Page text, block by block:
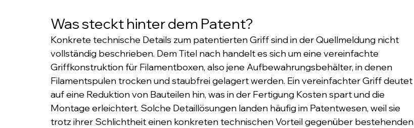
Was steckt hinter dem Patent?
Konkrete technische Details zum patentierten Griff sind in der Quellmeldung nicht
vollständig beschrieben. Dem Titel nach handelt es sich um eine vereinfachte
Griffkonstruktion für Filamentboxen, also jene Aufbewahrungsbehälter, in denen
Filamentspulen trocken und staubfrei gelagert werden. Ein vereinfachter Griff deutet
auf eine Reduktion von Bauteilen hin, was in der Fertigung Kosten spart und die
Montage erleichtert. Solche Detaillösungen landen häufig im Patentwesen, weil sie
trotz ihrer Schlichtheit einen konkreten technischen Vorteil gegenüber bestehenden